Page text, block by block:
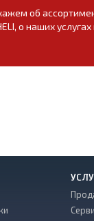
об
о наших